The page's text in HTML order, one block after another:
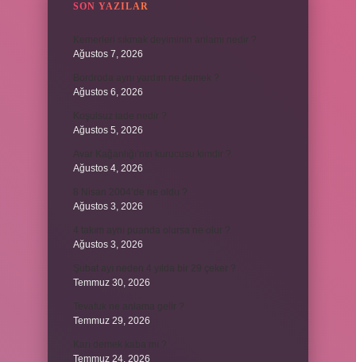
SON YAZILAR
Ağustos 7, 2026
Ağustos 6, 2026
Ağustos 5, 2026
Ağustos 4, 2026
Ağustos 3, 2026
Ağustos 3, 2026
Temmuz 30, 2026
Temmuz 29, 2026
Temmuz 24, 2026